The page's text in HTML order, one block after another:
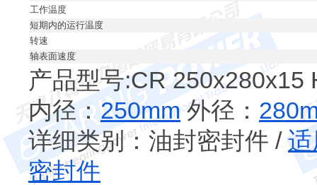
工作温度
短期内的运行温度
转速
轴表面速度
产品型号:CR 250x280x15
内径： 250mm外径：
详细类别：油封密封件 /
密封件